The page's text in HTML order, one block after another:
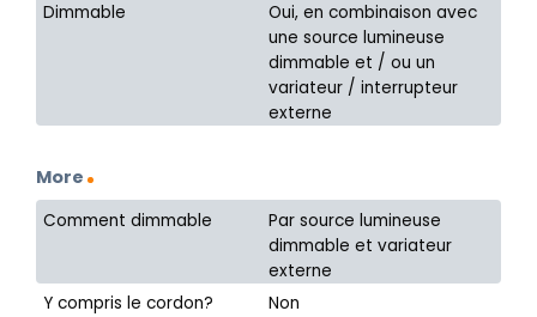
Dimmable
Oui, en combinaison avec
une source lumineuse
dimmable et / ou un
variateur / interrupteur
externe
More
Comment dimmable
Par source lumineuse
dimmable et variateur
externe
Y compris le cordon?
Non